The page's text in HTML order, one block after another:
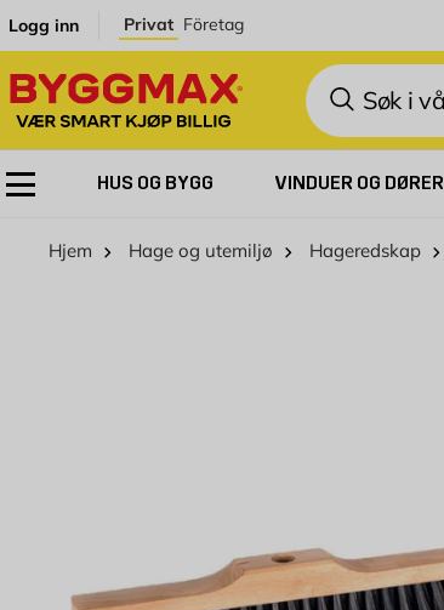
Logg inn Privat Företag
Søk
HUS OG BYGG VINDUER OG DØRER
Hjem Hage og utemiljø Hageredskap